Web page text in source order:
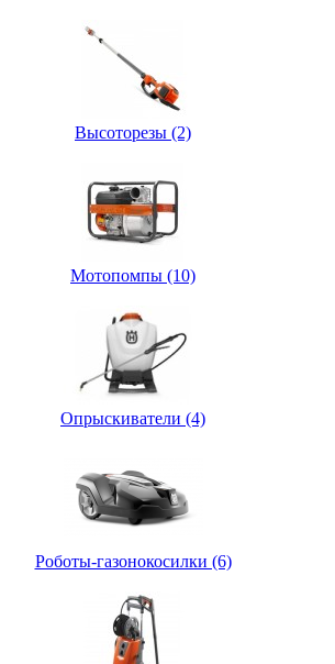
Высоторезы (2)
Мотопомпы (10)
Опрыскиватели (4)
Роботы-газонокосилки (6)